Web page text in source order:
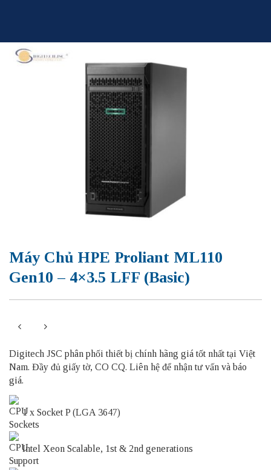
Máy Chủ HPE Proliant ML110
Gen10 – 4×3.5 LFF (Basic)
Digitech JSC phân phối thiết bị chính hãng giá tốt nhất tại Việt
Nam. Đầy đủ giấy tờ, CO CQ. Liên hệ để nhận tư vấn và báo
giá.
1 x Socket P (LGA 3647)
Intel Xeon Scalable, 1st & 2nd generations